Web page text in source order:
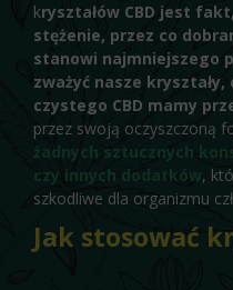
kryształów CBD jest
stężenie, przez co
stanowi najmniejszego
zważyć nasze
czystego CBD mamy
przez swoją oczyszczoną
żadnych sztucznych
czy innych dodatków,
szkodliwe dla organizmu
Jak stosować